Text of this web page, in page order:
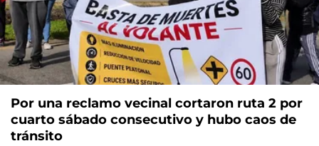
Por una reclamo vecinal cortaron ruta 2 por
cuarto sábado consecutivo y hubo caos de
tránsito